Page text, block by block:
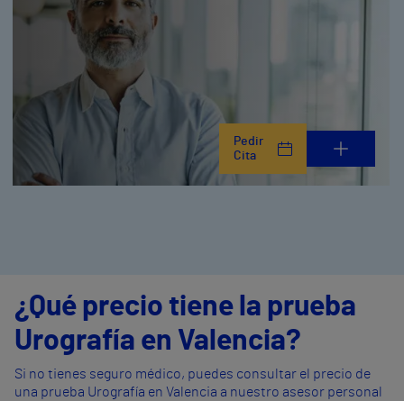
Pedir
Cita
¿Qué precio tiene la prueba
Urografía en Valencia?
Si no tienes seguro médico, puedes consultar el precio de
una prueba Urografía en Valencia a nuestro asesor personal